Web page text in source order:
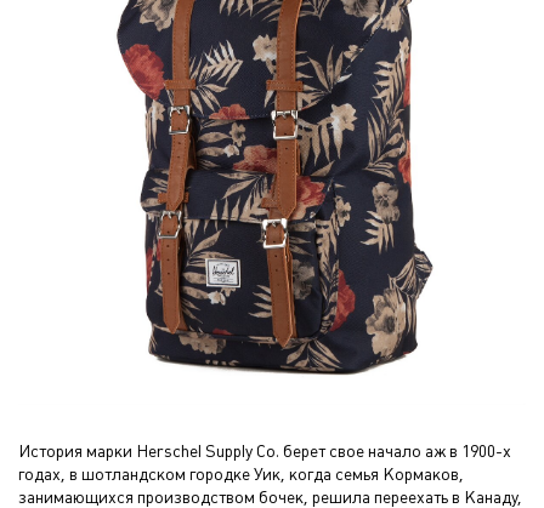
История марки Herschel Supply Co. берет свое начало аж в 1900-х
годах, в шотландском городке Уик, когда семья Кормаков,
занимающихся производством бочек, решила переехать в Канаду,